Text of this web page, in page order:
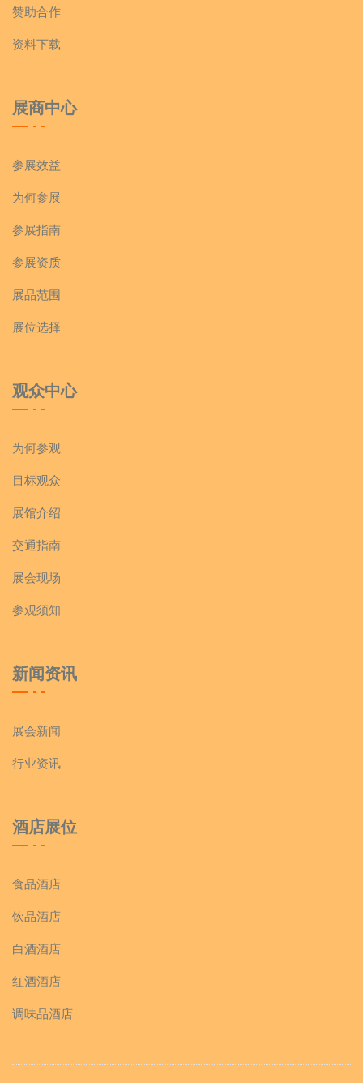
赞助合作
资料下载
展商中心
参展效益
为何参展
参展指南
参展资质
展品范围
展位选择
观众中心
为何参观
目标观众
展馆介绍
交通指南
展会现场
参观须知
新闻资讯
展会新闻
行业资讯
酒店展位
食品酒店
饮品酒店
白酒酒店
红酒酒店
调味品酒店